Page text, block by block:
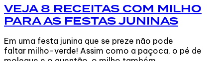
VEJA 8 RECEITAS COM MILHO
PARA AS FESTAS JUNINAS
Em uma festa junina que se preze não pode
faltar milho-verde! Assim como a paçoca, o pé de